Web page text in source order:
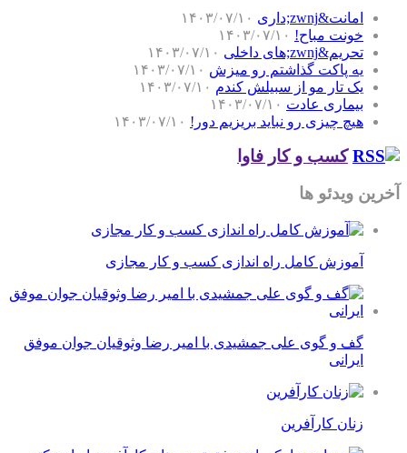
امانت&zwnj;داری
۱۴۰۳/۰۷/۱۰
خونت مباح! ۱۴۰۳/۰۷/۱۰
تحریم&zwnj;های داخلی
۱۴۰۳/۰۷/۱۰
یه پاکت گذاشتم رو میزش ۱۴۰۳/۰۷/۱۰
یک تار مو از سبیلش کندم ۱۴۰۳/۰۷/۱۰
بیماری عادت ۱۴۰۳/۰۷/۱۰
هیچ چیزی رو نباید بریزیم دور! ۱۴۰۳/۰۷/۱۰
کسب و کار فاوا
آخرین ویدئو ها
آموزش کامل راه اندازی کسب و کار مجازی
گف و گوی علی جمشیدی با امیر رضا وثوقیان جوان موفق
ایرانی
زنان کارآفرین